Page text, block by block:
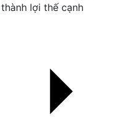
lợi thế cạnh